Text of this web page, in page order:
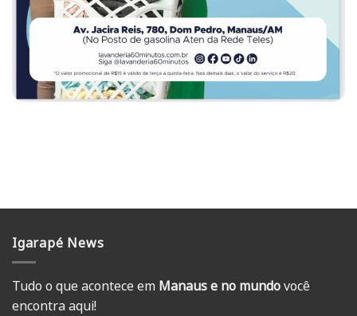
Igarapé News
Tudo o que acontece em Manaus e no mundovocê
encontra aqui!